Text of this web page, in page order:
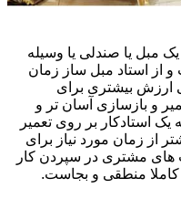
مبل یا صندلی یا وسیله
از استاد مبل ساز زمان
ارزش بیشتری برای
و بازسازی آسان تر و
استادکار بر روی تعمیر
از زمان مورد نیاز برای
مشتری در سپردن کار
کاملا منطقی و بجاست.